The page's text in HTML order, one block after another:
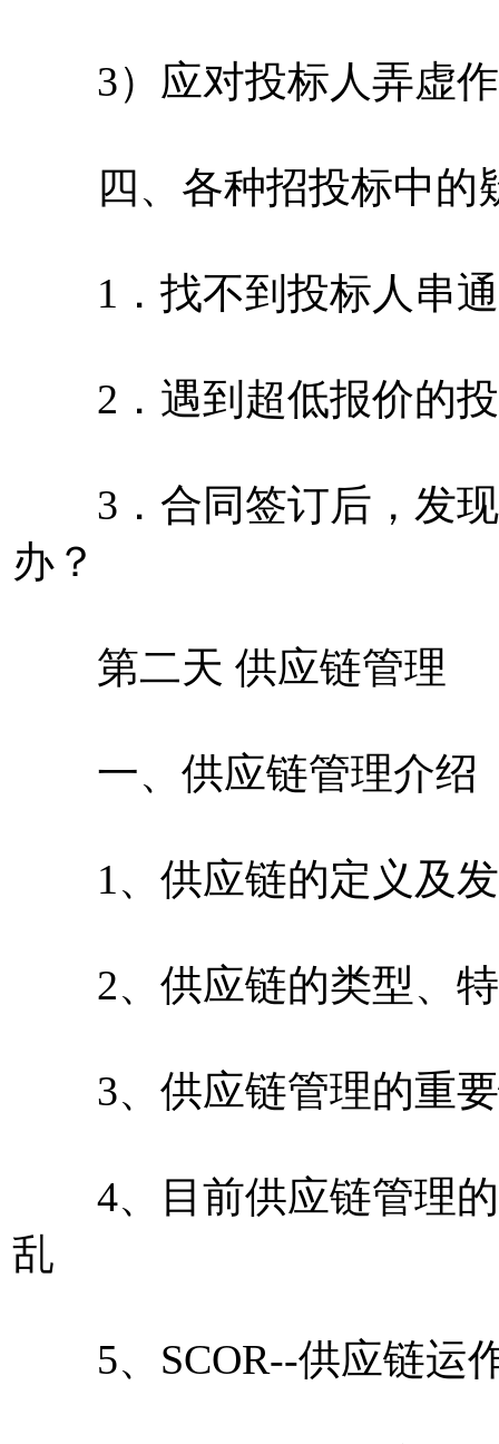
3）应对投标人弄虚作
四、各种招投标中的
1．找不到投标人串通
2．遇到超低报价的投
3．合同签订后，发现
办？
第二天 供应链管理
一、供应链管理介绍
1、供应链的定义及
2、供应链的类型、特
3、供应链管理的重要
4、目前供应链管理的
乱
5、SCOR--供应链运